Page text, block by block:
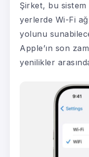
Şirket, bu sistem
yerlerde Wi-Fi
yolunu
Apple’ın son
yenilikler